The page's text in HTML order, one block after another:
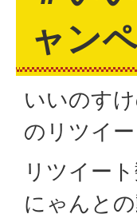
ャン
いいのす
のリツイ
リツイー
にゃんと